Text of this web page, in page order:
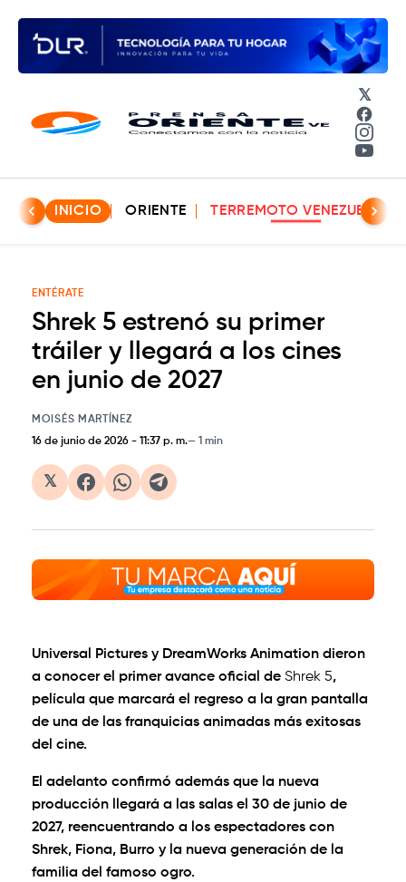
𝕏
INICIO ORIENTE TERREMOTO VENEZUELA
ENTÉRATE
Shrek 5 estrenó su primer
tráiler y llegará a los cines
en junio de 2027
MOISÉS MARTÍNEZ
16 de junio de 2026 - 11:37 p. m. 1 min
𝕏
Universal Pictures y DreamWorks Animation dieron
a conocer el primer avance oficial de Shrek 5,
película que marcará el regreso a la gran pantalla
de una de las franquicias animadas más exitosas
del cine.
El adelanto confirmó además que la nueva
producción llegará a las salas el 30 de junio de
2027, reencuentrando a los espectadores con
Shrek, Fiona, Burro y la nueva generación de la
familia del famoso ogro.